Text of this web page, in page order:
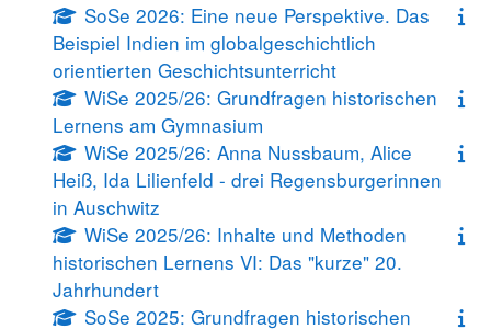
SoSe 2026: Eine neue Perspektive. Das
Beispiel Indien im globalgeschichtlich
orientierten Geschichtsunterricht
WiSe 2025/26: Grundfragen historischen
Lernens am Gymnasium
WiSe 2025/26: Anna Nussbaum, Alice
Heiß, Ida Lilienfeld - drei Regensburgerinnen
in Auschwitz
WiSe 2025/26: Inhalte und Methoden
historischen Lernens VI: Das "kurze" 20.
Jahrhundert
SoSe 2025: Grundfragen historischen